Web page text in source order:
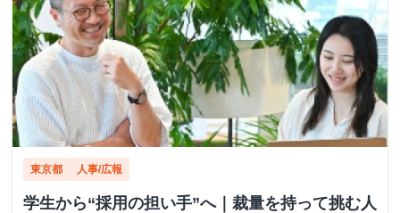
東京都 人事/広報
学生から“採用の担い手”へ｜裁量を持って挑む人